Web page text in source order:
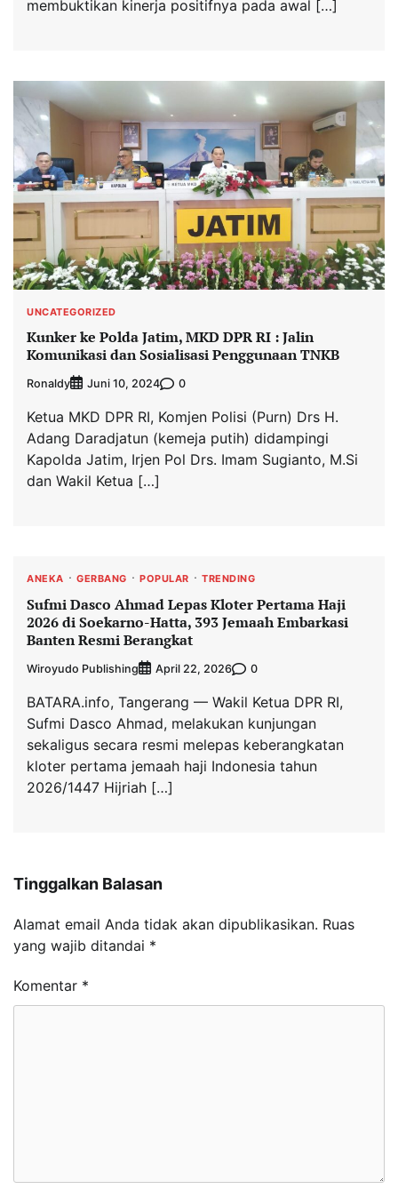
membuktikan kinerja positifnya pada awal […]
UNCATEGORIZED
Kunker ke Polda Jatim, MKD DPR RI : Jalin
Komunikasi dan Sosialisasi Penggunaan TNKB
Ronaldy Juni 10, 2024 0
Ketua MKD DPR RI, Komjen Polisi (Purn) Drs H.
Adang Daradjatun (kemeja putih) didampingi
Kapolda Jatim, Irjen Pol Drs. Imam Sugianto, M.Si
dan Wakil Ketua […]
ANEKA GERBANG POPULAR TRENDING
Sufmi Dasco Ahmad Lepas Kloter Pertama Haji
2026 di Soekarno-Hatta, 393 Jemaah Embarkasi
Banten Resmi Berangkat
Wiroyudo Publishing April 22, 2026 0
BATARA.info, Tangerang — Wakil Ketua DPR RI,
Sufmi Dasco Ahmad, melakukan kunjungan
sekaligus secara resmi melepas keberangkatan
kloter pertama jemaah haji Indonesia tahun
2026/1447 Hijriah […]
Tinggalkan Balasan
Alamat email Anda tidak akan dipublikasikan. Ruas
yang wajib ditandai *
Komentar *